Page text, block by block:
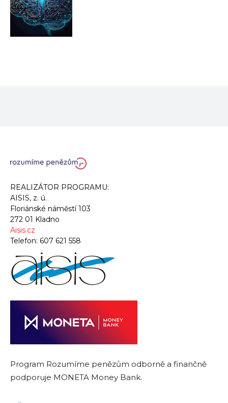
REALIZÁTOR PROGRAMU:
AISIS, z. ú.
Floriánské náměstí 103
272 01 Kladno
Aisis.cz
Telefon: 607 621 558
Program Rozumíme penězům odborně a finančně
podporuje MONETA Money Bank.